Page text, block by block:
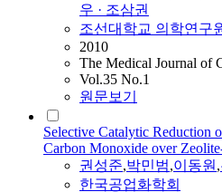
우 · 조삼권
조선대학교 의학연구
2010
The Medical Journal of
Vol.35 No.1
원문보기
Selective Catalytic Reduction
Carbon Monoxide over
권성준,박민범,이동원,
한국공업화학회